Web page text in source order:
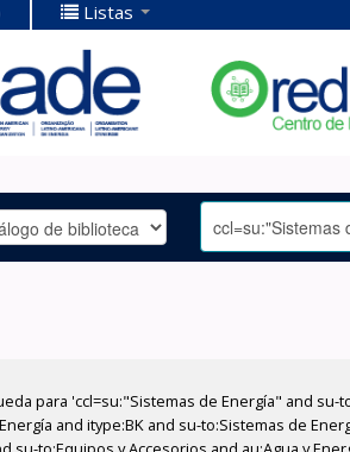
Listas
para 'ccl=su:"Sistemas de Energía" and su-
and itype:BK and su-to:Sistemas de